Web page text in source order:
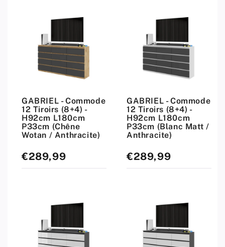
GABRIEL - Commode
12 Tiroirs (8+4) -
H92cm L180cm
P33cm (Chêne
Wotan / Anthracite)
Prix
standard
€289,99
GABRIEL - Commode
12 Tiroirs (8+4) -
H92cm L180cm
P33cm (Blanc Matt /
Anthracite)
Prix
standard
€289,99